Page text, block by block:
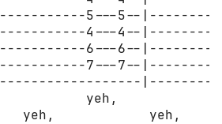
5---5--|--------
4---4--|--------
6---6--|--------
7---7--|--------
yeh,
yeh,            yeh,